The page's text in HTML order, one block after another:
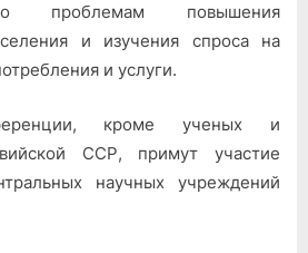
проблемам повышения
и изучения спроса на
и услуги.
кроме ученых и
ССР, примут участие
научных учреждений